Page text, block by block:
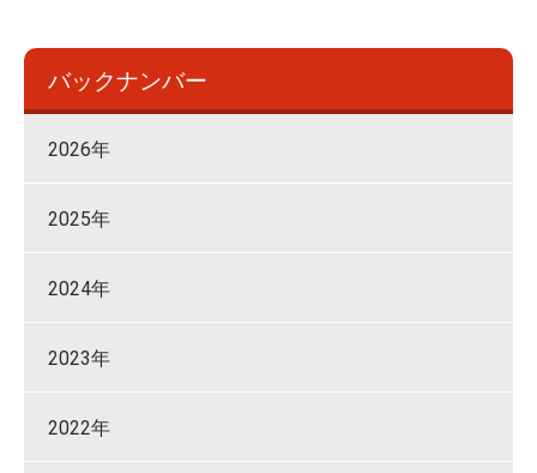
バックナンバー
2026年
2025年
2024年
2023年
2022年